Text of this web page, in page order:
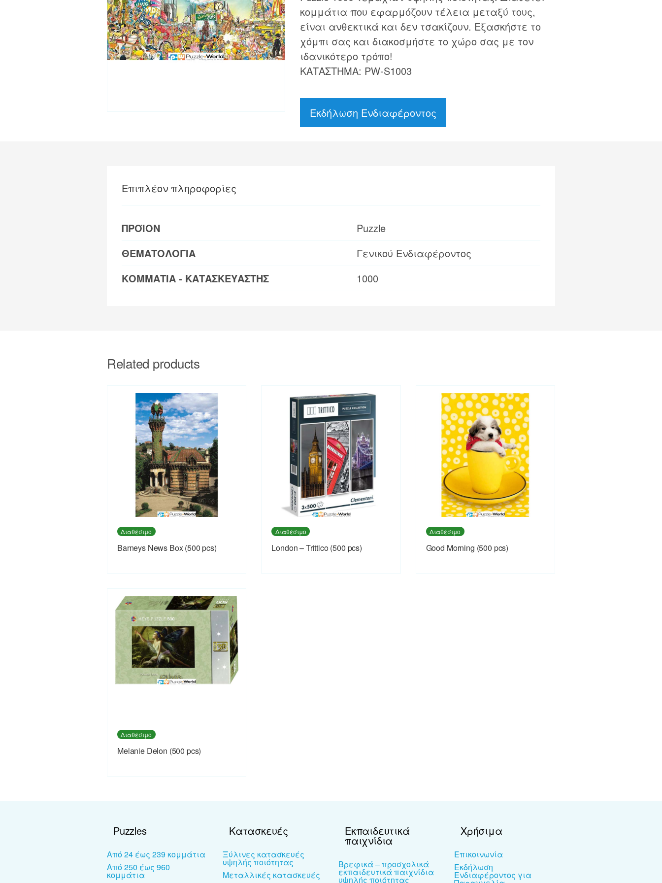
κομμάτια που εφαρμόζουν τέλεια μεταξύ τους,
είναι ανθεκτικά και δεν τσακίζουν. Εξασκήστε το
χόμπι σας και διακοσμήστε το χώρο σας με τον
ιδανικότερο τρόπο!
ΚΑΤΑΣΤΗΜΑ: PW-S1003
Εκδήλωση Ενδιαφέροντος
Επιπλέον πληροφορίες
ΠΡΟΪΟΝ
Puzzle
ΘΕΜΑΤΟΛΟΓΙΑ
Γενικού Ενδιαφέροντος
ΚΟΜΜΑΤΙΑ - ΚΑΤΑΣΚΕΥΑΣΤΗΣ
1000
Related products
Διαθέσιμο
Barneys News Box (500 pcs)
Διαθέσιμο
London – Trittico (500 pcs)
Διαθέσιμο
Good Morning (500 pcs)
Διαθέσιμο
Melanie Delon (500 pcs)
Puzzles
Από 24 έως 239 κομμάτια
Από 250 έως 960
κομμάτια
Κατασκευές
Ξύλινες κατασκευές
υψηλής ποιότητας
Μεταλλικές κατασκευές
Εκπαιδευτικά
παιχνίδια
Βρεφικά – προσχολικά
εκπαιδευτικά παιχνίδια
υψηλής ποιότητας
Χρήσιμα
Επικοινωνία
Εκδήλωση
Ενδιαφέροντος για